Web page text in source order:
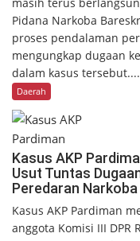
Pidana Narkoba
proses pendalaman
mengungkap dugaan
dalam kasus tersebut....
Daerah
Kasus AKP
Usut Tuntas
Peredaran Narkoba
Kasus AKP Pardiman
anggota Komisi III DPR